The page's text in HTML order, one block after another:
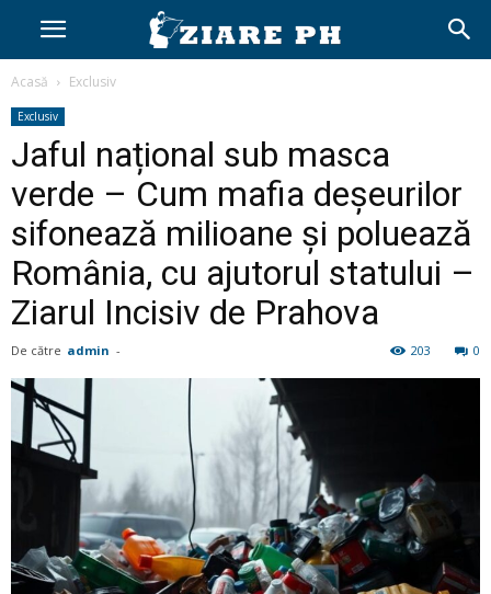
Acasă Exclusiv
Exclusiv
Jaful național sub masca
verde – Cum mafia deșeurilor
sifonează milioane și poluează
România, cu ajutorul statului –
Ziarul Incisiv de Prahova
De către admin - 0
203